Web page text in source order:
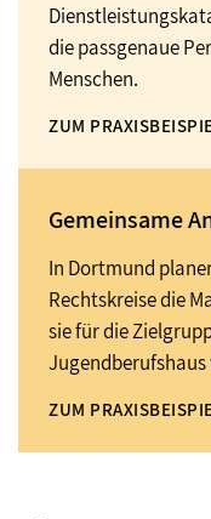
die passgenaue
Menschen.
ZUM
Gemeinsame
In Dortmund
Rechtskreise die
sie für die
ZUM